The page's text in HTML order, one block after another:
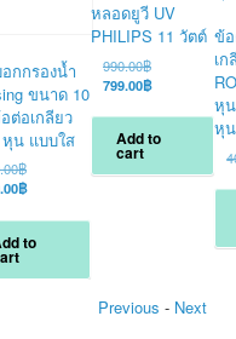
กกรองน้ำ
ขนาด 10
ต่อเกลียว
น แบบใส
฿
600.00฿.
฿
is:
450.00฿.
to
หลอดยูวี UV
PHILIPS 11 วัตต์
990.00฿
990.00฿.
799.00฿
is:
799.00฿.
Add to
cart
ข้
เ
หุ
หุน
Previous - Next